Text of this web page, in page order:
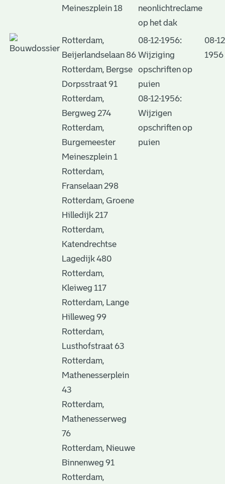
Meineszplein 18
neonlichtreclame
op het dak
Rotterdam,
Beijerlandselaan 86
Rotterdam, Bergse
Dorpsstraat 91
Rotterdam,
Bergweg 274
Rotterdam,
Burgemeester
Meineszplein 1
Rotterdam,
Franselaan 298
Rotterdam, Groene
Hilledijk 217
Rotterdam,
Katendrechtse
Lagedijk 480
Rotterdam,
Kleiweg 117
Rotterdam, Lange
Hilleweg 99
Rotterdam,
Lusthofstraat 63
Rotterdam,
Mathenesserplein
43
Rotterdam,
Mathenesserweg
76
Rotterdam, Nieuwe
Binnenweg 91
Rotterdam,
08-12-1956:
Wijziging
opschriften op
puien
08-12-1956:
Wijzigen
opschriften op
puien
08-
1956